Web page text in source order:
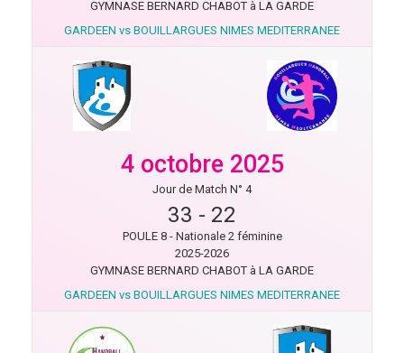
GYMNASE BERNARD CHABOT à LA GARDE
GARDEEN vs BOUILLARGUES NIMES MEDITERRANEE
4 octobre 2025
Jour de Match N° 4
33 - 22
POULE 8 - Nationale 2 féminine
2025-2026
GYMNASE BERNARD CHABOT à LA GARDE
GARDEEN vs BOUILLARGUES NIMES MEDITERRANEE